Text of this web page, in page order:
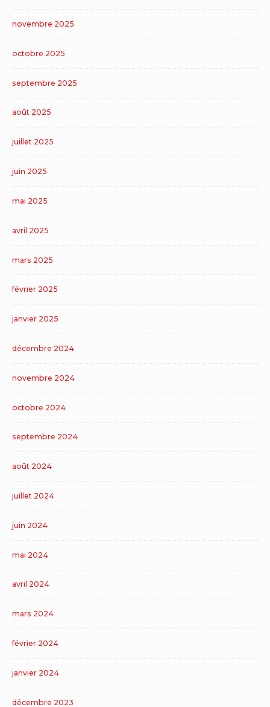
novembre 2025
octobre 2025
septembre 2025
août 2025
juillet 2025
juin 2025
mai 2025
avril 2025
mars 2025
février 2025
janvier 2025
décembre 2024
novembre 2024
octobre 2024
septembre 2024
août 2024
juillet 2024
juin 2024
mai 2024
avril 2024
mars 2024
février 2024
janvier 2024
décembre 2023